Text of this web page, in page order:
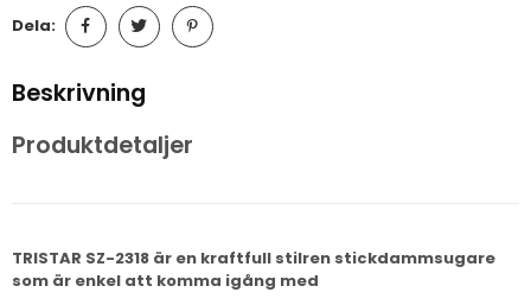
Dela:
Beskrivning
Produktdetaljer
TRISTAR SZ-2318 är en kraftfull stilren stickdammsugare
som är enkel att komma igång med